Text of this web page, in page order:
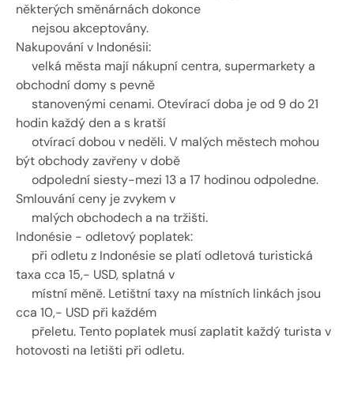
některých směnárnách dokonce
nejsou akceptovány.
Nakupování v Indonésii:
velká města mají nákupní centra, supermarkety a
obchodní domy s pevně
stanovenými cenami. Otevírací doba je od 9 do 21
hodin každý den a s kratší
otvírací dobou v neděli. V malých městech mohou
být obchody zavřeny v době
odpolední siesty-mezi 13 a 17 hodinou odpoledne.
Smlouvání ceny je zvykem v
malých obchodech a na tržišti.
Indonésie - odletový poplatek:
při odletu z Indonésie se platí odletová turistická
taxa cca 15,- USD, splatná v
místní měně. Letištní taxy na místních linkách jsou
cca 10,- USD při každém
přeletu. Tento poplatek musí zaplatit každý turista v
hotovosti na letišti při odletu.